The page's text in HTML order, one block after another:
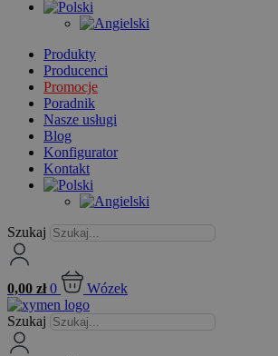
Produkty
Producenci
Promocje
Poradnik
Nasze usługi
Blog
Konfigurator
Kontakt
Szukaj
0,00 zł 0 Wózek
Szukaj